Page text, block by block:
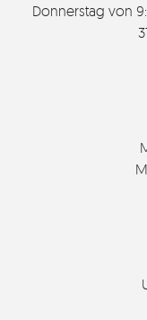
Donnerstag von